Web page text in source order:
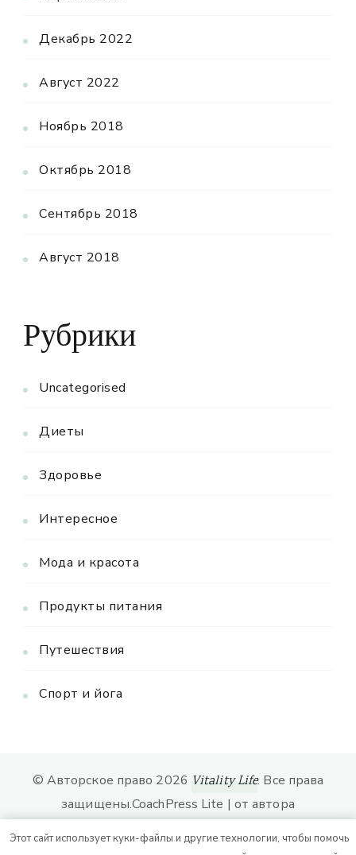
Декабрь 2022
Август 2022
Ноябрь 2018
Октябрь 2018
Сентябрь 2018
Август 2018
Рубрики
Uncategorised
Диеты
Здоровье
Интересное
Мода и красота
Продукты питания
Путешествия
Спорт и йога
© Авторское право 2026 Vitality Life. Все права
защищены.CoachPress Lite | от автора
Этот сайт использует куки-файлы и другие технологии, чтобы помочь